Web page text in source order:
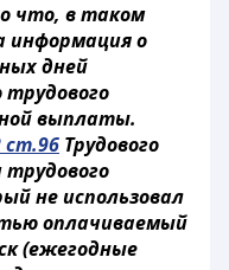
что, в таком
информация о
дней
трудового
выплаты.
ст.96 Трудового
не использовал
оплачиваемый
(ежегодные